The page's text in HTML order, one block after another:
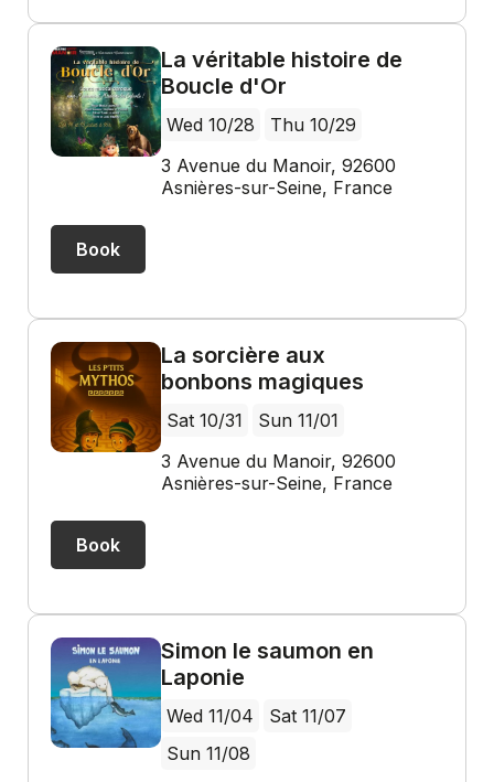
La véritable histoire de
Boucle d'Or
Wed 10/28
Thu 10/29
3 Avenue du Manoir, 92600
Asnières-sur-Seine, France
Book
La sorcière aux
bonbons magiques
Sat 10/31
Sun 11/01
3 Avenue du Manoir, 92600
Asnières-sur-Seine, France
Book
Simon le saumon en
Laponie
Wed 11/04
Sat 11/07
Sun 11/08